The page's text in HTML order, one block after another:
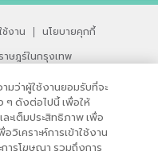
ช้งาน |
นโยบายคุกกี้
ษฎร์ในกรุงเทพ
10110 ประเทศไทย
รใช้เว็บไซต์ของเรา
มว่าผู้ใช้งานยอมรับที่จะ
ๆ ดังต่อไปนี้ เพื่อให้
ะเต็มประสิทธิภาพ เพื่อ
เคราะห์การเข้าใช้งาน
การโฆษณา รวมถึงการ